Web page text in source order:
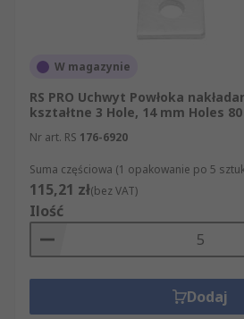
W magazynie
RS PRO Uchwyt Powłoka
kształtne 3 Hole, 14 mm Holes
Nr art. RS 176-6920
Suma częściowa (1 opakowanie po 5
115,21 zł(bez VAT)
Ilość
Dodaj